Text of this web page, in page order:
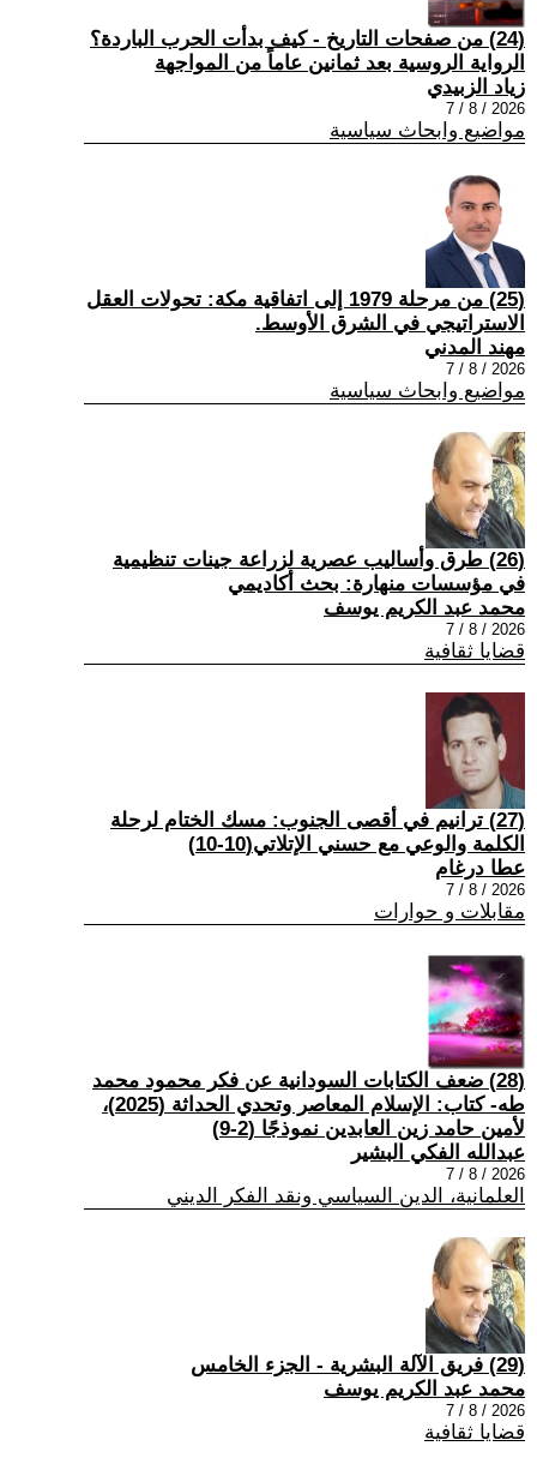
(24) من صفحات التاريخ - كيف بدأت الحرب الباردة؟
الرواية الروسية بعد ثمانين عاماً من المواجهة
زياد الزبيدي
2026 / 8 / 7
مواضيع وابحاث سياسية
(25) من مرحلة 1979 إلى اتفاقية مكة: تحولات العقل
الاستراتيجي في الشرق الأوسط.
مهند المدني
2026 / 8 / 7
مواضيع وابحاث سياسية
(26) طرق وأساليب عصرية لزراعة جينات تنظيمية
في مؤسسات منهارة: بحث أكاديمي
محمد عبد الكريم يوسف
2026 / 8 / 7
قضايا ثقافية
(27) ترانيم في أقصى الجنوب: مسك الختام لرحلة
الكلمة والوعي مع حسني الإتلاتي(10-10)
عطا درغام
2026 / 8 / 7
مقابلات و حوارات
(28) ضعف الكتابات السودانية عن فكر محمود محمد
طه- كتاب: الإسلام المعاصر وتحدي الحداثة (2025)،
لأمين حامد زين العابدين نموذجًا (2-9)
عبدالله الفكي البشير
2026 / 8 / 7
العلمانية، الدين السياسي ونقد الفكر الديني
(29) فريق الآلة البشرية - الجزء الخامس
محمد عبد الكريم يوسف
2026 / 8 / 7
قضايا ثقافية